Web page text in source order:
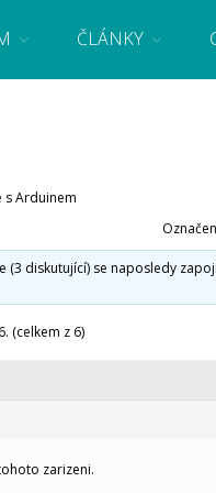
programování a
ČLÁNKY
s Arduinem
diskutující) se naposledy
(celkem z 6)
zarizeni.